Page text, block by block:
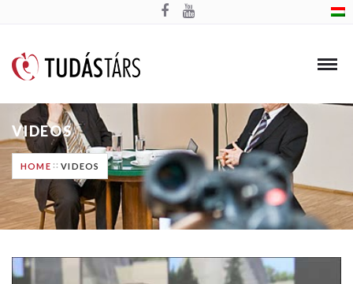
VIDEOS
HOME VIDEOS